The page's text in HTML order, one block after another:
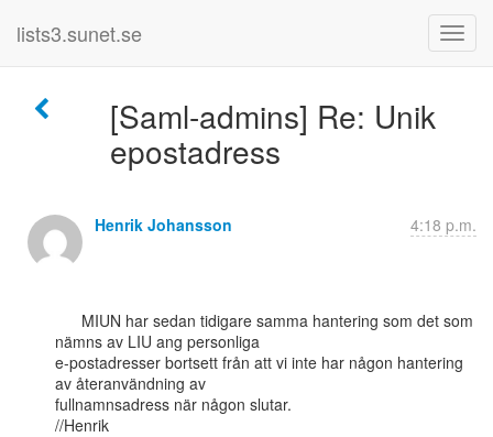
lists3.sunet.se
[Saml-admins] Re: Unik
epostadress
Henrik Johansson 4:18 p.m.
nämns av LIU ang personliga
e-postadresser bortsett från att vi inte har någon hantering
av återanvändning av
fullnamnsadress när någon slutar.
//Henrik